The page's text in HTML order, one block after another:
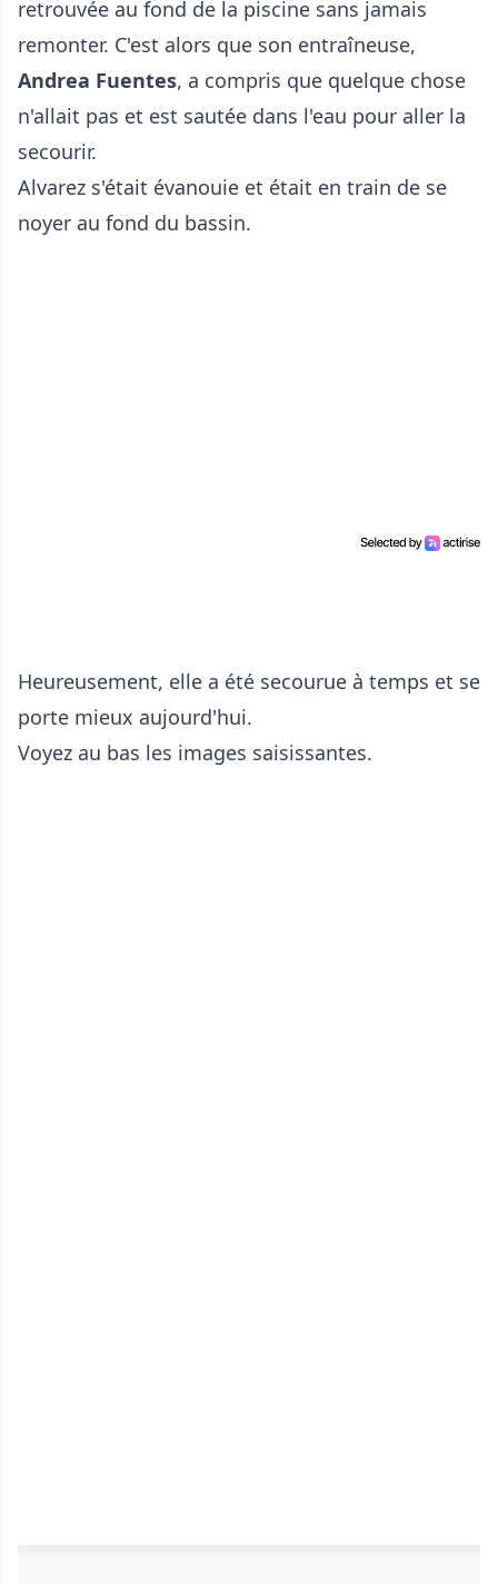
retrouvée au fond de la piscine sans jamais
remonter. C'est alors que son entraîneuse,
Andrea Fuentes, a compris que quelque chose
n'allait pas et est sautée dans l'eau pour aller la
secourir.
Alvarez s'était évanouie et était en train de se
noyer au fond du bassin.
Heureusement, elle a été secourue à temps et se
porte mieux aujourd'hui.
Voyez au bas les images s aisissantes.